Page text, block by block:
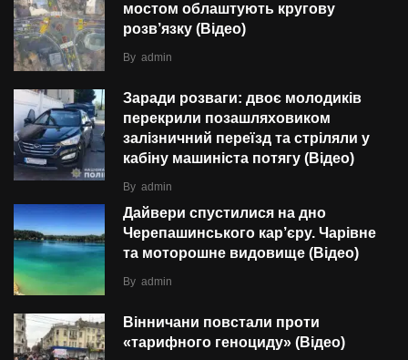
мостом облаштують кругову
розв’язку (Відео)
By admin
Заради розваги: двоє молодиків
перекрили позашляховиком
залізничний переїзд та стріляли у
кабіну машиніста потягу (Відео)
By admin
Дайвери спустилися на дно
Черепашинського кар’єру. Чарівне
та моторошне видовище (Відео)
By admin
Вінничани повстали проти
«тарифного геноциду» (Відео)